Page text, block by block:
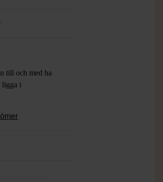
har en modern
till och med ha
ligga i